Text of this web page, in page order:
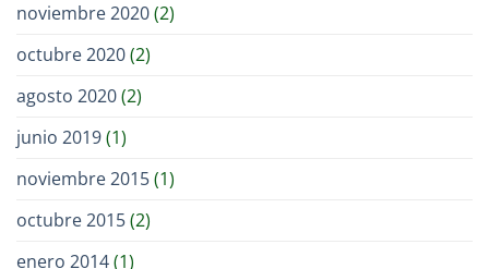
noviembre 2020(2)
octubre 2020(2)
agosto 2020(2)
junio 2019(1)
noviembre 2015(1)
octubre 2015(2)
enero 2014(1)